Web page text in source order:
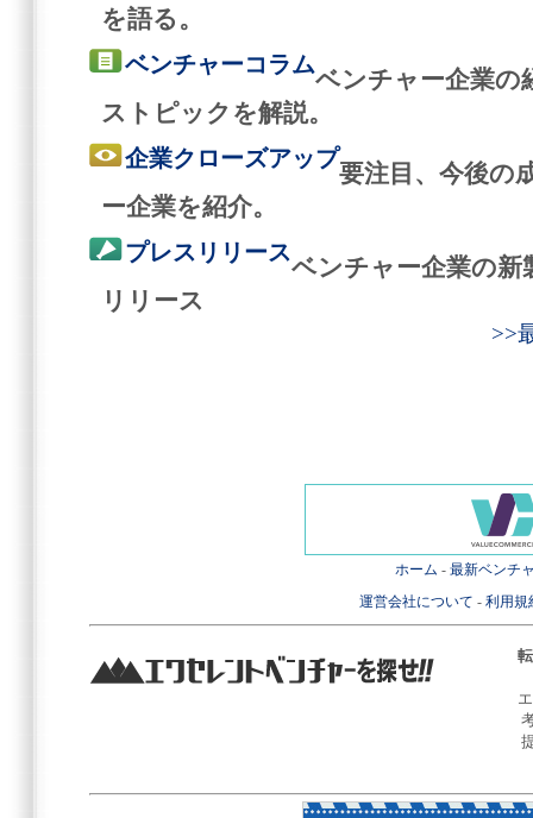
を語る。
ベンチャーコラム
ベンチャー企業の
ストピックを解説。
企業クローズアップ
要注目、今後の
ー企業を紹介。
プレスリリース
ベンチャー企業の新
リリース
>>
ホーム - 最新ベンチ
運営会社について - 利用規